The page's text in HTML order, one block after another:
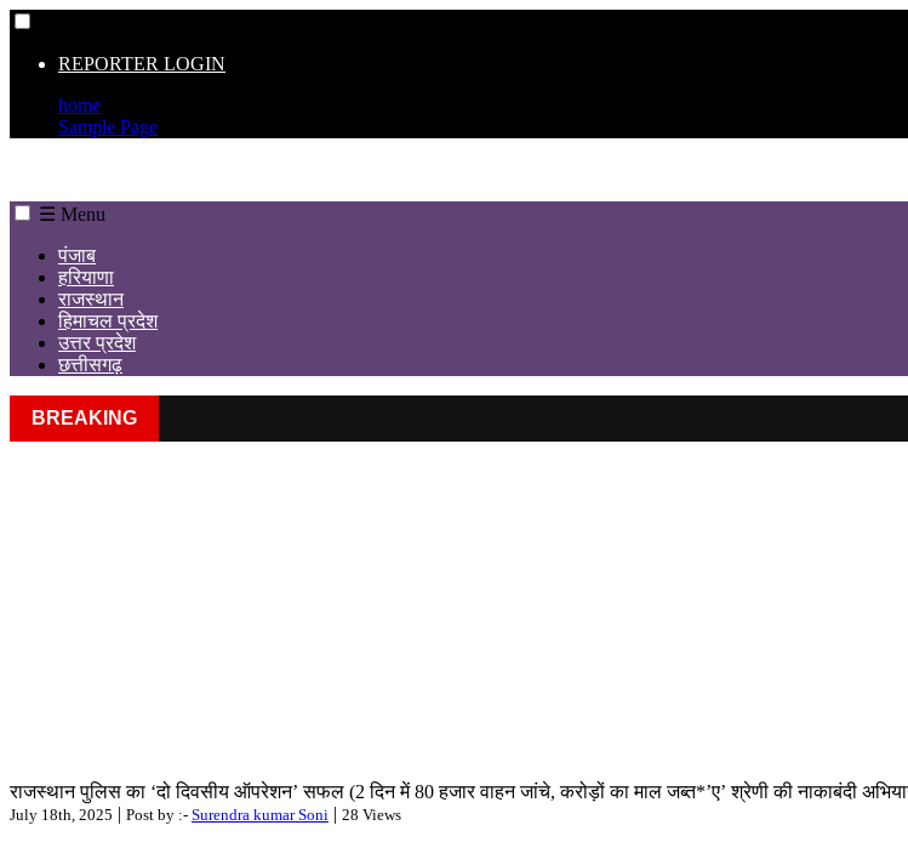
REPORTER LOGIN
home
Sample Page
☰ Menu
पंजाब
हरियाणा
राजस्थान
हिमाचल प्रदेश
उत्तर प्रदेश
छत्तीसगढ़
BREAKING
राजस्थान पुलिस का ‘दो दिवसीय ऑपरेशन’ सफल (2 दिन में 80 हजार वाहन जांचे, करोड़ों का माल जब्त*’ए’ श्रेणी की नाकाबंदी
July 18th, 2025 | Post by :- Surendra kumar Soni | 28 Views